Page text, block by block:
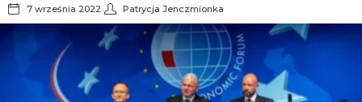
7 września 2022 Patrycja Jenczmionka